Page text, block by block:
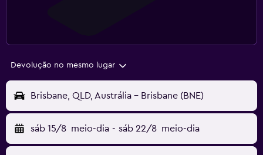
Devolução no mesmo lugar
Brisbane, QLD, Austrália - Brisbane (BNE)
sáb 15/8 meio-dia - sáb 22/8 meio-dia